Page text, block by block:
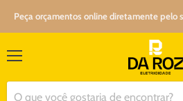
Peça orçamentos online diretamente pelo